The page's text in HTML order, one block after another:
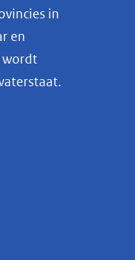
in
en
wordt